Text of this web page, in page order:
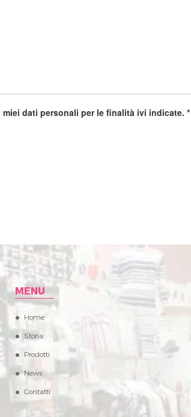
dati personali per le finalità ivi indicate. *
MENU
Home
Storia
Prodotti
News
Contatti